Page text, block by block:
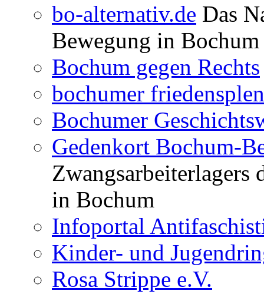
bo-alternativ.de Das
Bewegung in Bochum
Bochum gegen Rechts
bochumer
Bochumer
Gedenkort Bochum-
Zwangsarbeiterlagers
in Bochum
Infoportal
Kinder- und
Rosa Strippe e.V.